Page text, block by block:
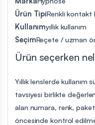
Ürün TipiRenkli kontakt
Kullanımyıllık kullanım
SeçimReçete / uzman
Ürün seçerken
Yıllık lenslerde
tavsiyesi birlikte
alan numara, renk,
öncesinde kontrol